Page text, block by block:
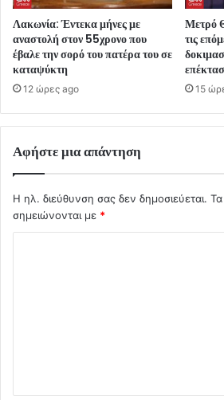
Λακωνία: Έντεκα μήνες με
αναστολή στον 55χρονο που
έβαλε την σορό του πατέρα του σε
καταψύκτη
12 ώρες ago
Μετρό
τις
15
Αφήστε μια απάντηση
Η ηλ. διεύθυνση σας δεν δημοσιεύεται.
σημειώνονται με *